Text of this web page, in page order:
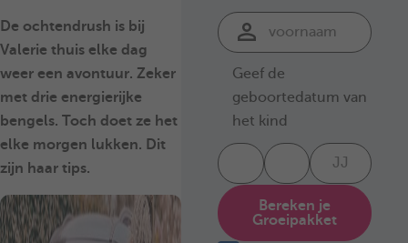
De ochtendrush is bij
Valerie thuis elke dag
weer een avontuur. Zeker
met drie energierijke
bengels. Toch doet ze het
elke morgen lukken. Dit
zijn haar tips.
Geef de
geboortedatum van
het kind
Bereken je
Groeipakket